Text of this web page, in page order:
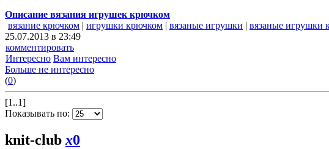
Описание вязания игрушек крючком
вязание крючком | игрушки крючком | вязаные игрушки | вязаные игрушки
25.07.2013 в 23:49
комментировать
Интересно Вам интересно
Больше не интересно
(0)
[1..1]
Показывать по:
knit-club x0